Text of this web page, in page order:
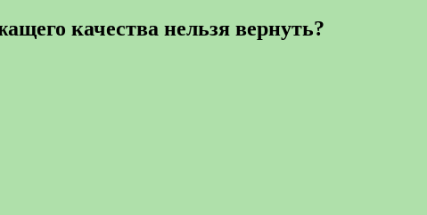
качества нельзя вернуть?